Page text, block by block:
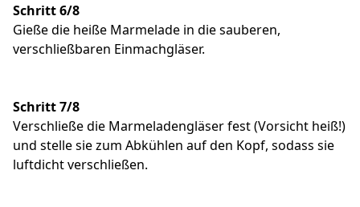
Schritt 6/8
Gieße die heiße Marmelade in die sauberen,
verschließbaren Einmachgläser.
Schritt 7/8
Verschließe die Marmeladengläser fest (Vorsicht heiß!)
und stelle sie zum Abkühlen auf den Kopf, sodass sie
luftdicht verschließen.